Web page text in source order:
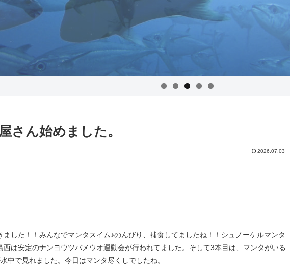
さん始めました。
2026.07.03
した！！みんなでマンタスイム♪のんびり、補食してましたね！！シュノーケルマンタ
は安定のナンヨウツバメウオ運動会が行われてました。そして3本目は、マンタがいる
中で見れました。今日はマンタ尽くしでしたね。